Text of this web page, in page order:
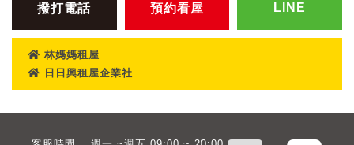
撥打電話 預約看屋 LINE
林媽媽租屋
日日興租屋企業社